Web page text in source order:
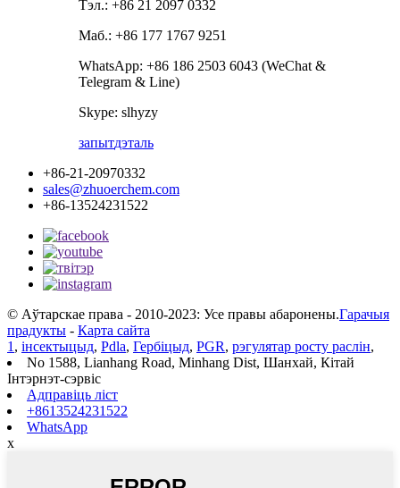
Тэл.: +86 21 2097 0332
Маб.: +86 177 1767 9251
WhatsApp: +86 186 2503 6043 (WeChat &
Telegram & Line)
Skype: slhyzy
запытдэталь
+86-21-20970332
sales@zhuoerchem.com
+86-13524231522
© Аўтарскае права - 2010-2023: Усе правы абаронены.Гарачыя
прадукты - Карта сайта
1, інсектыцыд, Pdla, Гербіцыд, PGR, рэгулятар росту раслін,
No 1588, Lianhang Road, Minhang Dist, Шанхай, Кітай
Інтэрнэт-сэрвіс
Адправіць ліст
+8613524231522
WhatsApp
x